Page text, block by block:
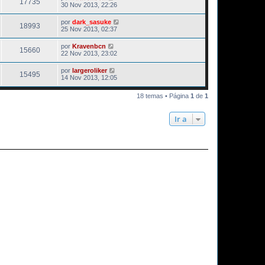
17735
30 Nov 2013, 22:26
18993 por dark_sasuke
25 Nov 2013, 02:37
15660 por Kravenbcn
22 Nov 2013, 23:02
15495 por largeroliker
14 Nov 2013, 12:05
18 temas • Página 1 de 1
Ir a